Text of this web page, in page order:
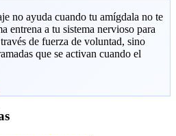
no ayuda cuando tu amígdala no te
entrena a tu sistema nervioso para
de fuerza de voluntad, sino
que se activan cuando el